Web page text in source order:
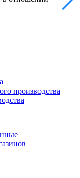
производства